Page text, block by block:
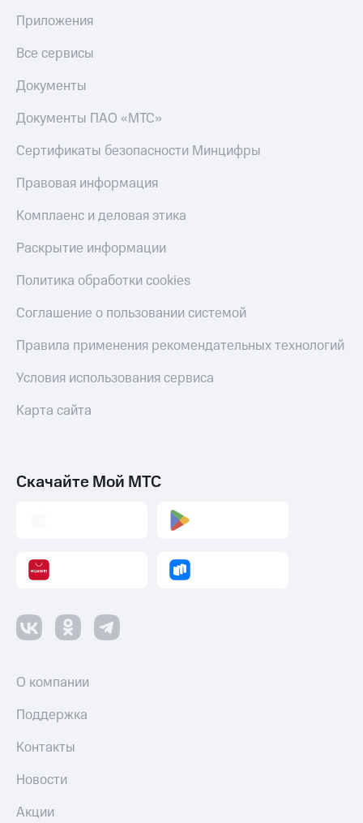
по QR-
за границей
магазин
Смартфоны
Наушники
колонки
Умные
и
дом
Планшеты
Акции
товары
Приложения
Все сервисы
Документы
Документы ПАО «МТС»
Сертификаты безопасности Минцифры
Правовая информация
Комплаенс и деловая этика
Раскрытие информации
Политика обработки cookies
Соглашение о пользовании системой
Правила применения рекомендательных технологий
Условия использования сервиса
Карта сайта
Скачайте Мой МТС
О компании
Поддержка
Контакты
Новости
Акции